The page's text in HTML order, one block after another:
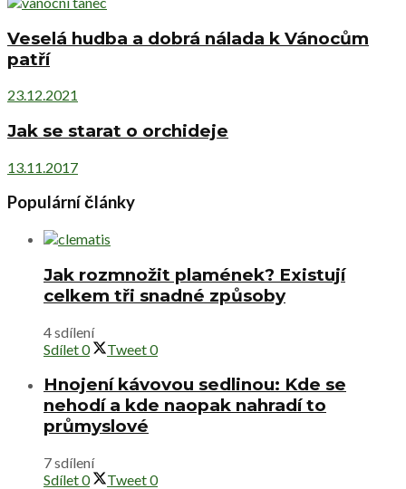
Veselá hudba a dobrá nálada k Vánocům
patří
23.12.2021
Jak se starat o orchideje
13.11.2017
Populární články
Jak rozmnožit plamének? Existují
celkem tři snadné způsoby
4 sdílení
Sdílet0 Tweet0
Hnojení kávovou sedlinou: Kde se
nehodí a kde naopak nahradí to
průmyslové
7 sdílení
Sdílet0 Tweet0